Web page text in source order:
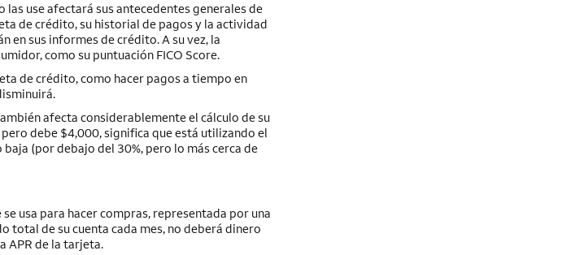
use afectará sus antecedentes generales de
de crédito, su historial de pagos y la actividad
en sus informes de crédito. A su vez, la
como su puntuación FICO Score.
de crédito, como hacer pagos a tiempo en
afecta considerablemente el cálculo de su
debe $4,000, significa que está utilizando el
(por debajo del 30%, pero lo más cerca de
usa para hacer compras, representada por una
total de su cuenta cada mes, no deberá dinero
APR de la tarjeta.